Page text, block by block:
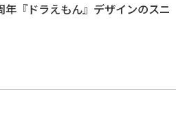
『ドラえもん』デザインのスニ